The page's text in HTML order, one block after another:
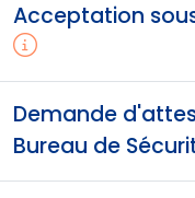
Acceptation
Demande
Bureau de